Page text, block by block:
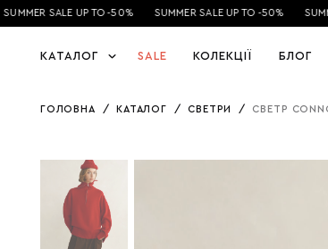
SALE UP TO -50% SUMMER SALE UP TO -50%
КАТАЛОГ SALE КОЛЕКЦІЇ БЛОГ
ГОЛОВНА / КАТАЛОГ / СВЕТРИ / СВЕТР